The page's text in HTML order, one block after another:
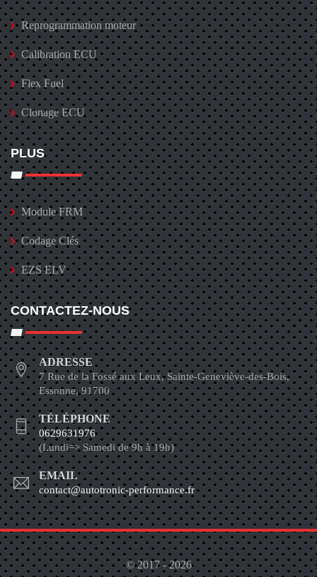
Reprogrammation moteur
Calibration ECU
Flex Fuel
Clonage ECU
PLUS
Module FRM
Codage Clés
EZS ELV
CONTACTEZ-NOUS
ADRESSE
7 Rue de la Fossé aux Leux, Sainte-Geneviève-des-Bois,
Essonne, 91700
TÉLÉPHONE
0629631976
(Lundi=> Samedi de 9h à 19h)
EMAIL
contact@autotronic-performance.fr
© 2017 - 2026